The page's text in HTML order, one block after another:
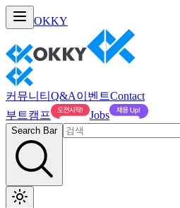
OKKY
커뮤니티 Q&A이벤트Contact
부트캠프
Jobs
Search Bar